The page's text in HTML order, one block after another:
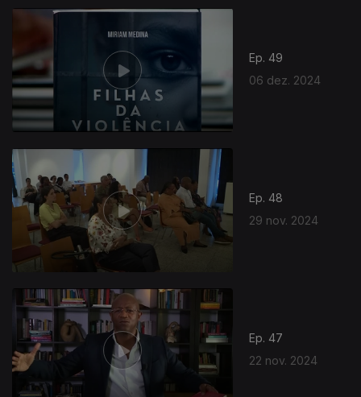
Ep. 49
06 dez. 2024
Ep. 48
29 nov. 2024
Ep. 47
22 nov. 2024